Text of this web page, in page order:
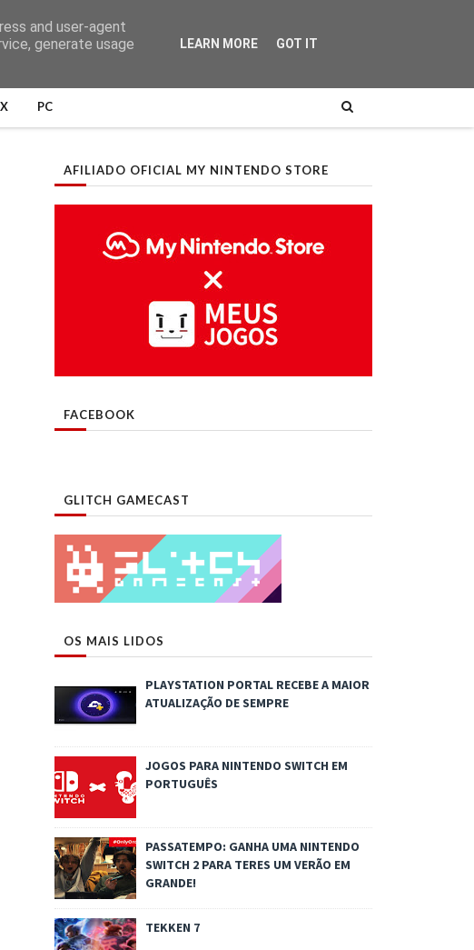
PC
AFILIADO OFICIAL MY NINTENDO STORE
FACEBOOK
GLITCH GAMECAST
OS MAIS LIDOS
PLAYSTATION PORTAL RECEBE A MAIOR
ATUALIZAÇÃO DE SEMPRE
JOGOS PARA NINTENDO SWITCH EM
PORTUGUÊS
PASSATEMPO: GANHA UMA NINTENDO
SWITCH 2 PARA TERES UM VERÃO EM
GRANDE!
TEKKEN 7
and user-agent
generate usage
LEARN MORE GOT IT